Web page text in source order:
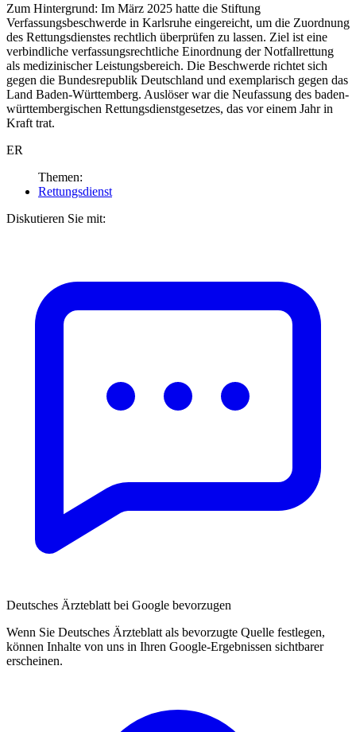
Zum Hintergrund: Im März 2025 hatte die Stiftung
Verfassungsbeschwerde in Karlsruhe eingereicht, um die Zuordnung
des Rettungsdienstes rechtlich überprüfen zu lassen. Ziel ist eine
verbindliche verfassungsrechtliche Einordnung der Notfallrettung
als medizinischer Leistungsbereich. Die Beschwerde richtet sich
gegen die Bundesrepublik Deutschland und exemplarisch gegen das
Land Baden-Württemberg. Auslöser war die Neufassung des baden-
württembergischen Rettungsdienstgesetzes, das vor einem Jahr in
Kraft trat.
ER
Themen:
Rettungsdienst
Diskutieren Sie mit:
Deutsches Ärzteblatt bei Google bevorzugen
Wenn Sie Deutsches Ärzteblatt als bevorzugte Quelle festlegen,
können Inhalte von uns in Ihren Google-Ergebnissen sichtbarer
erscheinen.